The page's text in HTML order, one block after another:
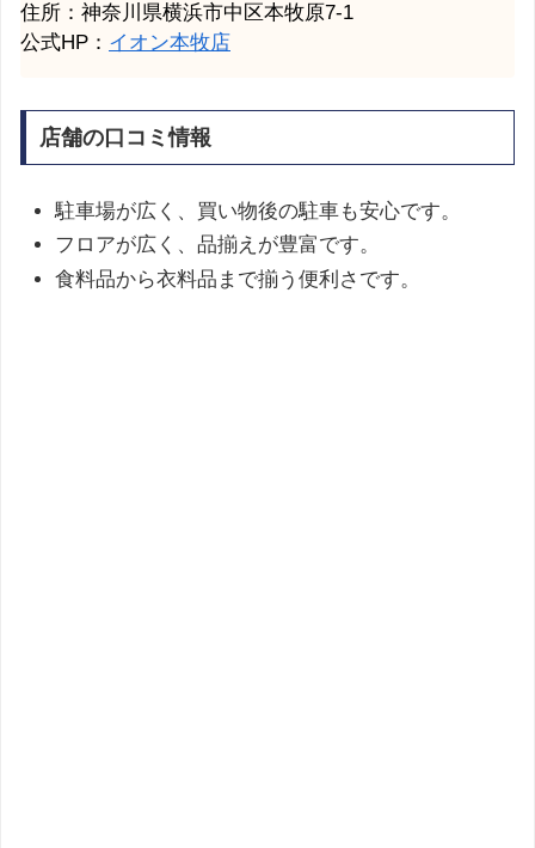
住所：神奈川県横浜市中区本牧原7-1
公式HP： イオン本牧店
店舗の口コミ情報
駐車場が広く、買い物後の駐車も安心です。
フロアが広く、品揃えが豊富です。
食料品から衣料品まで揃う便利さです。